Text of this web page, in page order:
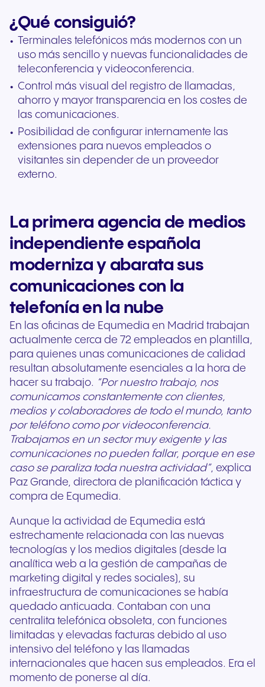
¿Qué consiguió?
Terminales telefónicos más modernos con un
uso más sencillo y nuevas funcionalidades de
teleconferencia y videoconferencia.
Control más visual del registro de llamadas,
ahorro y mayor transparencia en los costes de
las comunicaciones.
Posibilidad de configurar internamente las
extensiones para nuevos empleados o
visitantes sin depender de un proveedor
externo.
La primera agencia de medios
independiente española
moderniza y abarata sus
comunicaciones con la
telefonía en la nube
En las oficinas de Equmedia en Madrid trabajan
actualmente cerca de 72 empleados en plantilla,
para quienes unas comunicaciones de calidad
resultan absolutamente esenciales a la hora de
hacer su trabajo. “Por nuestro trabajo, nos
comunicamos constantemente con clientes,
medios y colaboradores de todo el mundo, tanto
por teléfono como por videoconferencia.
Trabajamos en un sector muy exigente y las
comunicaciones no pueden fallar, porque en ese
caso se paraliza toda nuestra actividad”, explica
Paz Grande, directora de planificación táctica y
compra de Equmedia.
Aunque la actividad de Equmedia está
estrechamente relacionada con las nuevas
tecnologías y los medios digitales (desde la
analítica web a la gestión de campañas de
marketing digital y redes sociales), su
infraestructura de comunicaciones se había
quedado anticuada. Contaban con una
centralita telefónica obsoleta, con funciones
limitadas y elevadas facturas debido al uso
intensivo del teléfono y las llamadas
internacionales que hacen sus empleados. Era el
momento de ponerse al día.